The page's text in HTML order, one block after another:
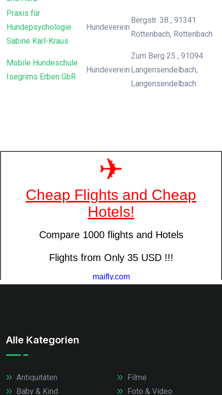
Praxis für
Hundepsychologie
Sabine Karl-Kraus
Hundeverein
Bergstr. 38 , 91341
Röttenbach, Röttenbach
Mobile Hundeschule
Isegrims Erben GbR
Hundeverein
Zum Berg 25 , 91094
Langensendelbach,
Langensendelbach
Alle Kategorien
Antiquitäten
Baby & Kind
Filme
Foto & Video